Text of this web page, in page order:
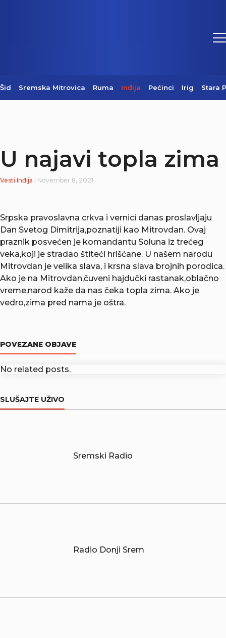
Šid Sremska Mitrovica Ruma Inđija Pećinci Irig Stara
U najavi topla zima
Vesti Inđija | November 8, 2021
Srpska pravoslavna crkva i vernici danas proslavljaju
Dan Svetog Dimitrija,poznatiji kao Mitrovdan. Ovaj
praznik posvećen je komandantu Soluna iz trećeg
veka,koji je stradao štiteći hrišćane. U našem narodu
Mitrovdan je velika slava, i krsna slava brojnih porodica.
Ako je na Mitrovdan,čuveni hajdučki rastanak,oblačno
vreme,narod kaže da nas čeka topla zima. Ako je
vedro,zima pred nama je oštra.
POVEZANE OBJAVE
No related posts.
SLUŠAJTE UŽIVO
Sremski Radio
Radio Donji Srem